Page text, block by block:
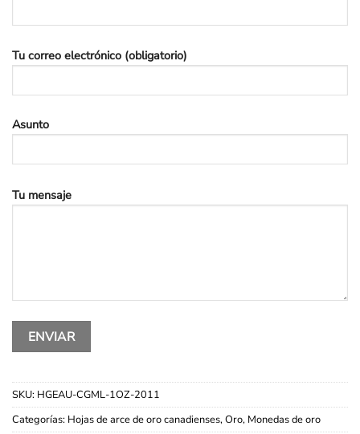
Tu correo electrónico (obligatorio)
Asunto
Tu mensaje
SKU: HGEAU-CGML-1OZ-2011
Categorías: Hojas de arce de oro canadienses,Oro, Monedas de oro